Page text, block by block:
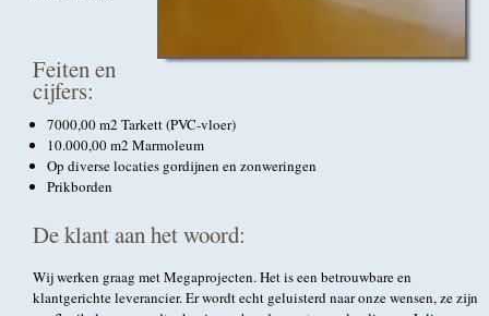
Feiten en
cijfers:
7000,00 m2 Tarkett (PVC-vloer)
10.000,00 m2 Marmoleum
Op diverse locaties gordijnen en zonweringen
Prikborden
De klant aan het woord:
Wij werken graag met Megaprojecten. Het is een betrouwbare en
klantgerichte leverancier. Er wordt echt geluisterd naar onze wensen, ze zijn